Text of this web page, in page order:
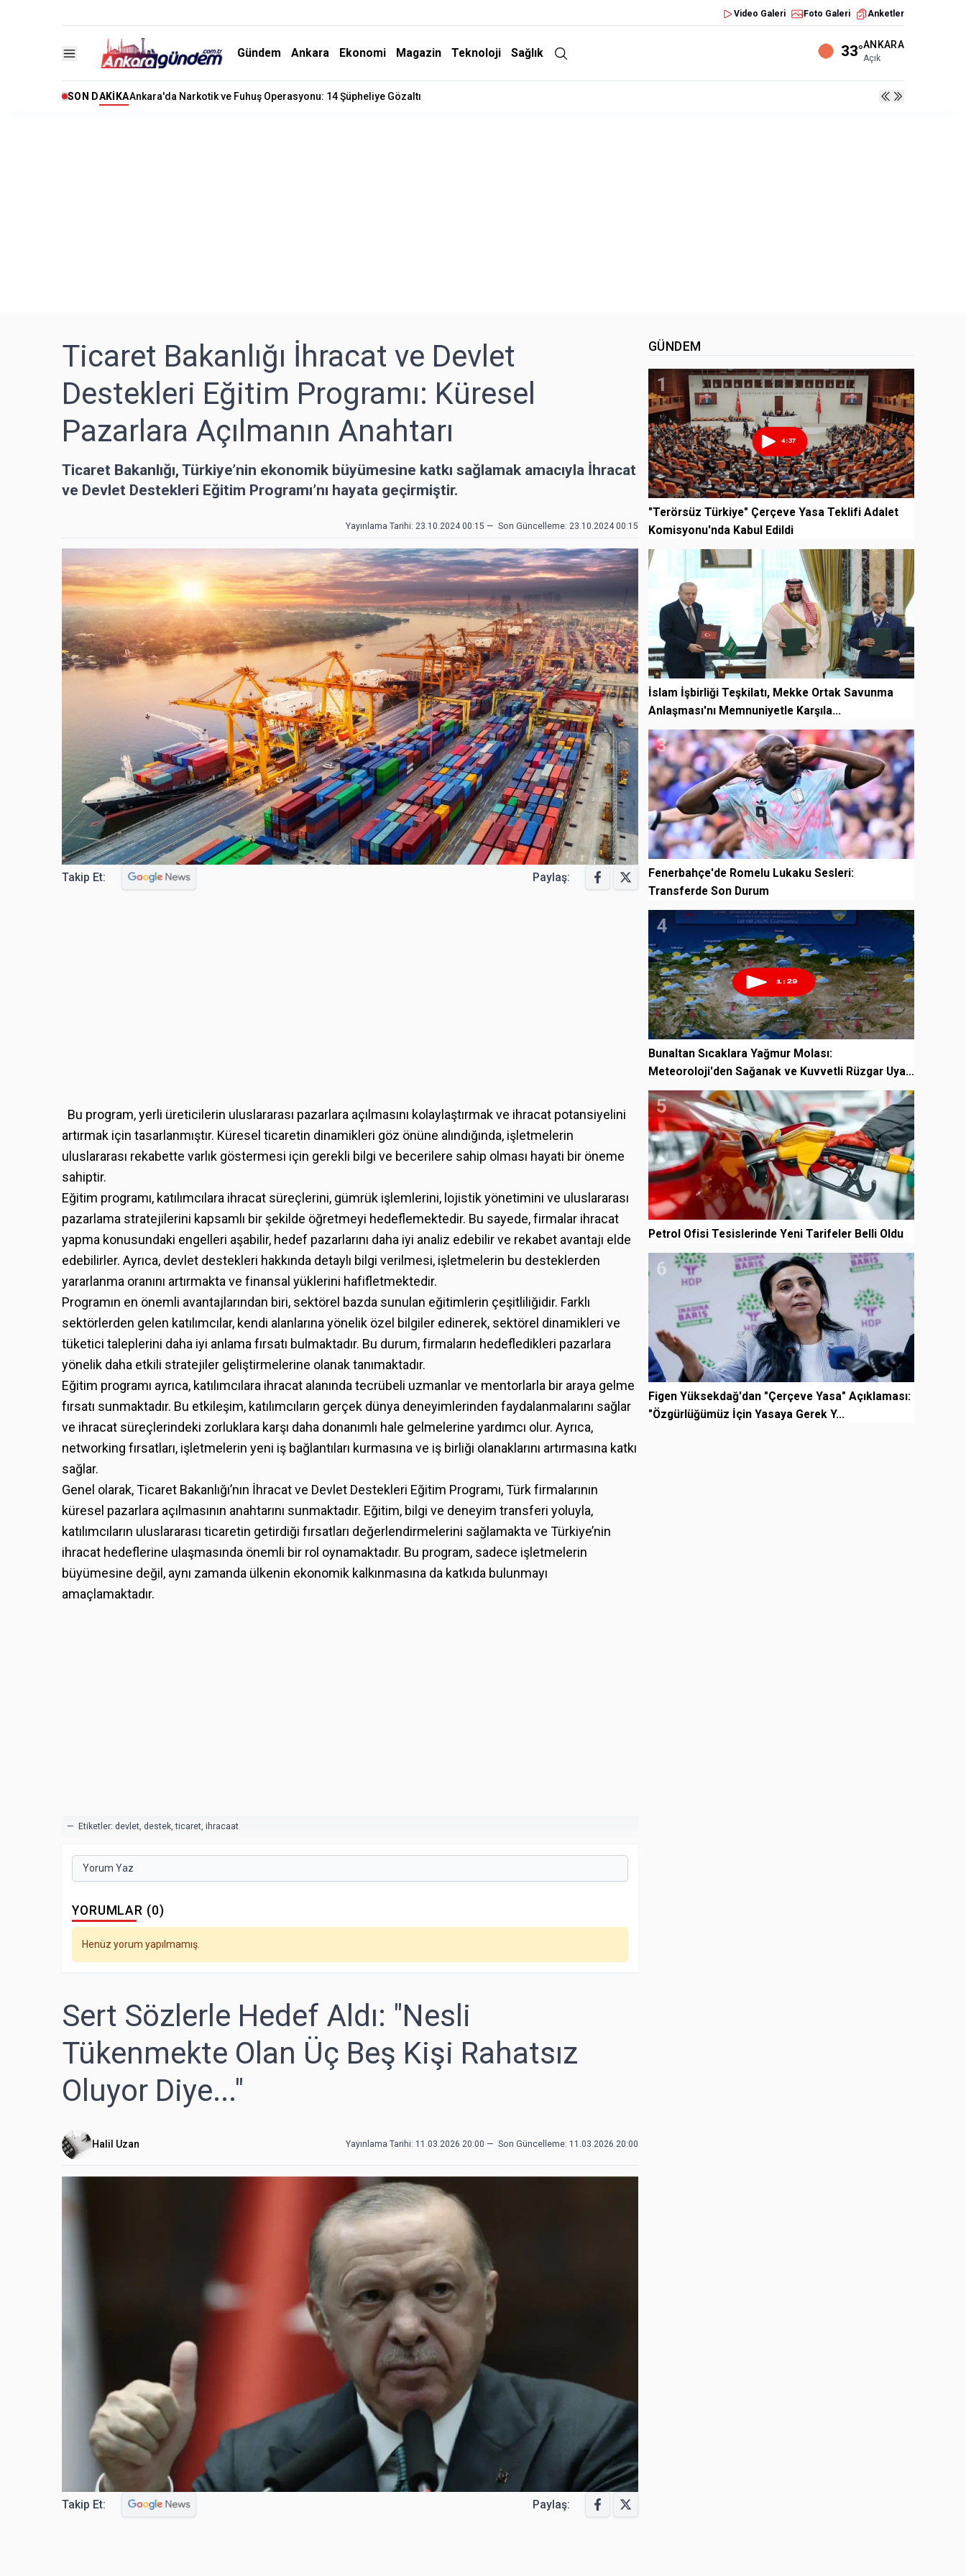
Video Galeri Foto Galeri Anketler
Gündem Ankara Ekonomi Magazin Teknoloji Sağlık 33°ANKARA
Açık
SON DAKIKAAnkara'da Narkotik ve Fuhuş Operasyonu: 14 Şüpheliye Gözaltı
Ticaret Bakanlığı İhracat ve Devlet
Destekleri Eğitim Programı: Küresel
Pazarlara Açılmanın Anahtarı
Ticaret Bakanlığı, Türkiye’nin ekonomik büyümesine katkı sağlamak amacıyla İhracat
ve Devlet Destekleri Eğitim Programı’nı hayata geçirmiştir.
Yayınlama Tarihi: 23.10.2024 00:15 — Son Güncelleme: 23.10.2024 00:15
Takip Et: Paylaş:
Bu program, yerli üreticilerin uluslararası pazarlara açılmasını kolaylaştırmak ve ihracat potansiyelini
artırmak için tasarlanmıştır. Küresel ticaretin dinamikleri göz önüne alındığında, işletmelerin
uluslararası rekabette varlık göstermesi için gerekli bilgi ve becerilere sahip olması hayati bir öneme
sahiptir.
Eğitim programı, katılımcılara ihracat süreçlerini, gümrük işlemlerini, lojistik yönetimini ve uluslararası
pazarlama stratejilerini kapsamlı bir şekilde öğretmeyi hedeflemektedir. Bu sayede, firmalar ihracat
yapma konusundaki engelleri aşabilir, hedef pazarlarını daha iyi analiz edebilir ve rekabet avantajı elde
edebilirler. Ayrıca, devlet destekleri hakkında detaylı bilgi verilmesi, işletmelerin bu desteklerden
yararlanma oranını artırmakta ve finansal yüklerini hafifletmektedir.
Programın en önemli avantajlarından biri, sektörel bazda sunulan eğitimlerin çeşitliliğidir. Farklı
sektörlerden gelen katılımcılar, kendi alanlarına yönelik özel bilgiler edinerek, sektörel dinamikleri ve
tüketici taleplerini daha iyi anlama fırsatı bulmaktadır. Bu durum, firmaların hedefledikleri pazarlara
yönelik daha etkili stratejiler geliştirmelerine olanak tanımaktadır.
Eğitim programı ayrıca, katılımcılara ihracat alanında tecrübeli uzmanlar ve mentorlarla bir araya gelme
fırsatı sunmaktadır. Bu etkileşim, katılımcıların gerçek dünya deneyimlerinden faydalanmalarını sağlar
ve ihracat süreçlerindeki zorluklara karşı daha donanımlı hale gelmelerine yardımcı olur. Ayrıca,
networking fırsatları, işletmelerin yeni iş bağlantıları kurmasına ve iş birliği olanaklarını artırmasına katkı
sağlar.
Genel olarak, Ticaret Bakanlığı’nın İhracat ve Devlet Destekleri Eğitim Programı, Türk firmalarının
küresel pazarlara açılmasının anahtarını sunmaktadır. Eğitim, bilgi ve deneyim transferi yoluyla,
katılımcıların uluslararası ticaretin getirdiği fırsatları değerlendirmelerini sağlamakta ve Türkiye’nin
ihracat hedeflerine ulaşmasında önemli bir rol oynamaktadır. Bu program, sadece işletmelerin
büyümesine değil, aynı zamanda ülkenin ekonomik kalkınmasına da katkıda bulunmayı
amaçlamaktadır.
— Etiketler: devlet destek ,ticaret ihracaat
Yorum Yaz
YORUMLAR (0)
Henüz yorum yapılmamış.
Sert Sözlerle Hedef Aldı: "Nesli
Tükenmekte Olan Üç Beş Kişi Rahatsız
Oluyor Diye..."
Halil Uzan Yayınlama Tarihi: 11.03.2026 20:00 — Son Güncelleme: 11.03.2026 20:00
Takip Et: Paylaş:
GÜNDEM
1
"Terörsüz Türkiye" Çerçeve Yasa Teklifi Adalet
Komisyonu'nda Kabul Edildi
İslam İşbirliği Teşkilatı, Mekke Ortak Savunma
Anlaşması'nı Memnuniyetle Karşıla...
3
Fenerbahçe'de Romelu Lukaku Sesleri:
Transferde Son Durum
4
Bunaltan Sıcaklara Yağmur Molası:
Meteoroloji'den Sağanak ve Kuvvetli Rüzgar Uya...
5
Petrol Ofisi Tesislerinde Yeni Tarifeler Belli Oldu
6
Figen Yüksekdağ'dan "Çerçeve Yasa" Açıklaması:
"Özgürlüğümüz İçin Yasaya Gerek Y...